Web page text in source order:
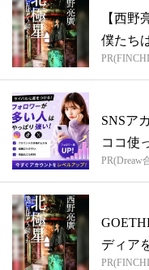
【西
僕たち
SNSア
ココ使
PR(Dreaw
ディア